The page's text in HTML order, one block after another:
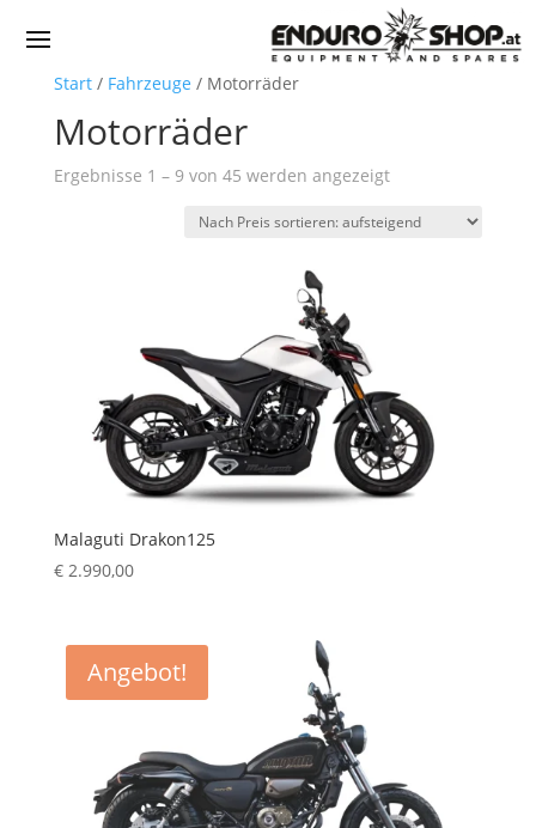
Start/ Fahrzeuge / Motorräder
Motorräder
Ergebnisse 1 – 9 von 45 werden angezeigtNach
sortiert:
Malaguti Drakon125
€2.990,00
Angebot!